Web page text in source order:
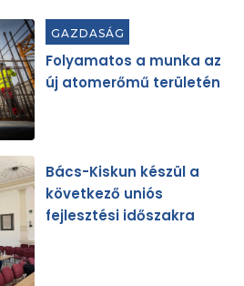
GAZDASÁG
Folyamatos a munka az
új atomerőmű területén
Bács-Kiskun készül a
következő uniós
fejlesztési időszakra